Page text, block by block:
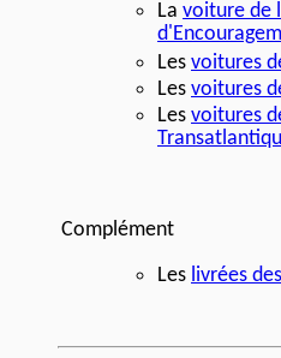
La voiture de
Les voitures
Les voitures
Les voitures
Complément
Les livrées